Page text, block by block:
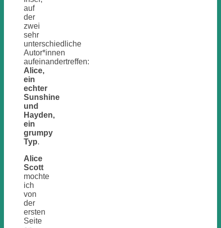
auf
der
zwei
sehr
unterschiedliche
Autor*innen
aufeinandertreffen:
Alice,
ein
echter
Sunshine
und
Hayden,
ein
grumpy
Typ.
Alice
Scott
mochte
ich
von
der
ersten
Seite